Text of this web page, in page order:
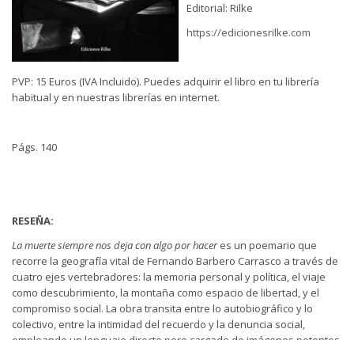
Editorial: Rilke
https://edicionesrilke.com
PVP: 15 Euros (IVA Incluido). Puedes adquirir el libro en tu librería
habitual y en nuestras librerías en internet.
Págs. 140
RESEÑA:
La muerte siempre nos deja con algo por haceres un poemario que
recorre la geografía vital de Fernando Barbero Carrasco a través de
cuatro ejes vertebradores: la memoria personal y política, el viaje
como descubrimiento, la montaña como espacio de libertad, y el
compromiso social. La obra transita entre lo autobiográfico y lo
colectivo, entre la intimidad del recuerdo y la denuncia social,